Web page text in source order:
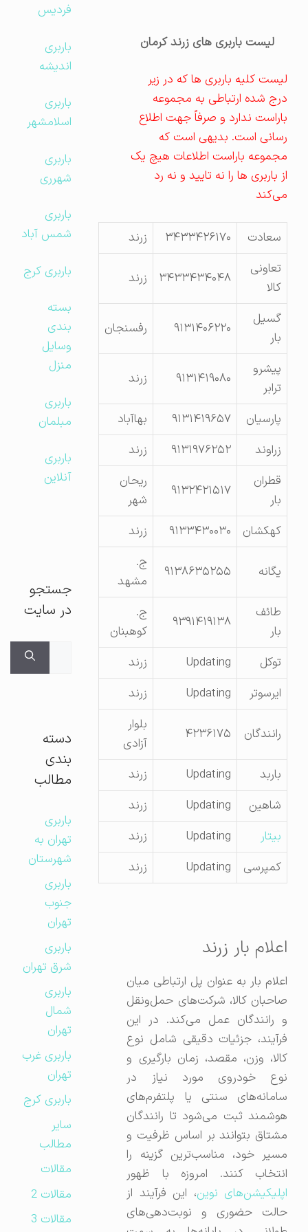
لیست باربری های زرند کرمان
لیست کلیه باربری ها که در زیر
درج شده ارتباطی به مجموعه
باراست ندارد و صرفاً جهت اطلاع
رسانی است. بدیهی است که
مجموعه باراست اطلاعات هیچ یک
از باربری ها را نه تایید و نه رد
می‌کند
سعادت ۳۴۳۳۴۲۶۱۷۰
زرند
تعاونی
۳۴۳۳۴۳۴۰۴۸ زرند
گسیل
۹۱۳۱۴۰۶۲۲۰ رفسنجان
پیشرو
۹۱۳۱۴۱۹۰۸۰
پارسیان ۹۱۳۱۴۱۹۶۵۷
بهاآباد
زراوند
۹۱۳۱۹۷۶۲۵۲
قطران
۹۱۳۲۴۲۱۵۱۷
ریحان
کهکشان
۹۱۳۳۴۳۰۰۳۰
یگانه ۹۱۳۸۶۳۵۲۵۵
ج.
مشهد
طائف
۹۳۹۱۴۱۹۱۳۸
کوهبنان
Updating
ایرسوتر
Updating
رانندگان ۴۲۳۶۱۷۵
آزادی
Updating
شاهین
Updating
بیتار
Updating
کمپرسی
Updating
اعلام بار زرند
اعلام بار به عنوان پل ارتباطی میان
صاحبان کالا، شرکت‌های حمل‌ونقل
و رانندگان عمل می‌کند. در این
فرآیند، جزئیات دقیقی شامل نوع
کالا، وزن، مقصد، زمان بارگیری و
نوع خودروی مورد نیاز در
سامانه‌های سنتی یا پلتفرم‌های
هوشمند ثبت می‌شود تا رانندگان
مشتاق بتوانند بر اساس ظرفیت و
مسیر خود، مناسب‌ترین گزینه را
انتخاب کنند. امروزه با ظهور
اپلیکیشن‌های نوین، این فرآیند از
حالت حضوری و نوبت‌دهی‌های
فردیس
باربری
اندیشه
باربری
اسلامشهر
باربری
شهرری
باربری
شمس آباد
باربری کرج
بسته
بندی
وسایل
منزل
باربری
مبلمان
باربری
آنلاین
جستجو
در سایت
دسته
بندی
مطالب
باربری
تهران به
شهرستان
باربری
جنوب
تهران
باربری
شرق تهران
باربری
شمال
تهران
باربری غرب
تهران
باربری کرج
مطالب
مقالات
مقالات 2
مقالات 3